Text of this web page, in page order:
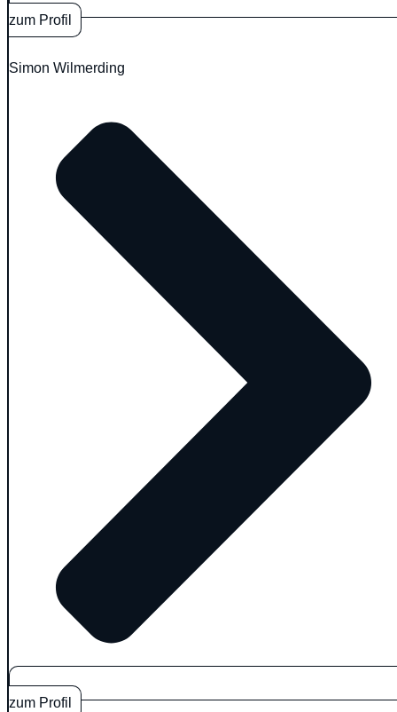
zum Profil
Simon Wilmerding
zum Profil